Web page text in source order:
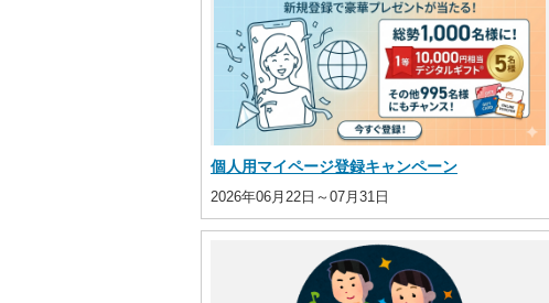
個人用マイページ登録キャンペーン
2026年06月22日～07月31日